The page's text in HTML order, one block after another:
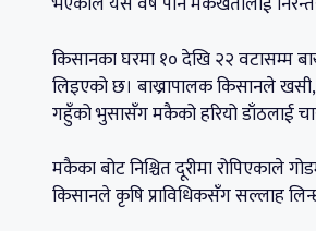
किसानका घरमा १० देखि २२ वटासम्म
लिइएको छ। बाख्रापालक किसानले
गहुँको भुसासँग मकैको हरियो डाँठलाई
मकैका बोट निश्चित दूरीमा रोपिएकाले
किसानले कृषि प्राविधिकसँग सल्लाह